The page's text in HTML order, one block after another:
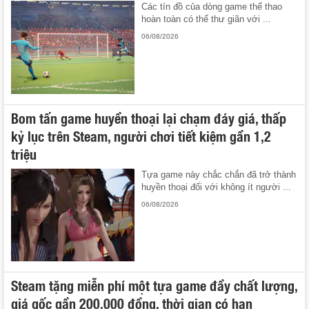
Các tín đồ của dòng game thể thao
hoàn toàn có thể thư giãn với ...
06/08/2026
Bom tấn game huyền thoại lại chạm đáy giá, thấp
kỷ lục trên Steam, người chơi tiết kiệm gần 1,2
triệu
Tựa game này chắc chắn đã trở thành
huyền thoại đối với không ít người ...
06/08/2026
Steam tặng miễn phí một tựa game đầy chất lượng,
giá gốc gần 200.000 đồng, thời gian có hạn